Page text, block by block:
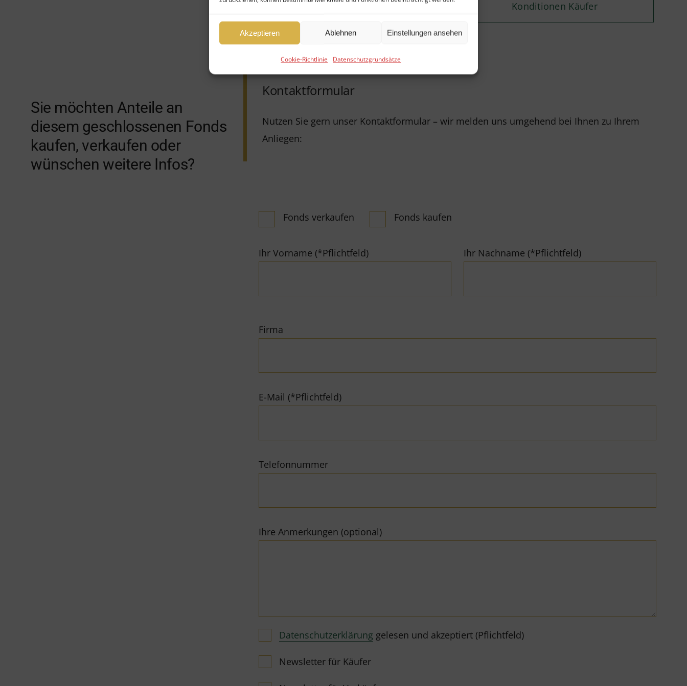
Akzeptieren Ablehnen Einstellungen ansehen
Cookie-Richtlinie Datenschutzgrundsätze
Konditionen Verkäufer Konditionen Käufer
Sie möchten Anteile an
diesem geschlossenen Fonds
kaufen, verkaufen oder
wünschen weitere Infos?
Kontaktformular
Nutzen Sie gern unser Kontaktformular – wir melden uns umgehend bei Ihnen zu Ihrem
Anliegen:
Fonds verkaufen Fonds kaufen
Ihr Vorname (*Pflichtfeld) Ihr Nachname (*Pflichtfeld)
Firma
E-Mail (*Pflichtfeld)
Telefonnummer
Ihre Anmerkungen (optional)
Datenschutzerklärung gelesen und akzeptiert (Pflichtfeld)
Newsletter für Käufer